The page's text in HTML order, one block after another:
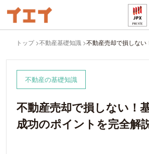
トップ 不動産基礎知識 不動産売却で損しな
不動産の基礎知識
不動産売却で損しない！
成功のポイントを完全解